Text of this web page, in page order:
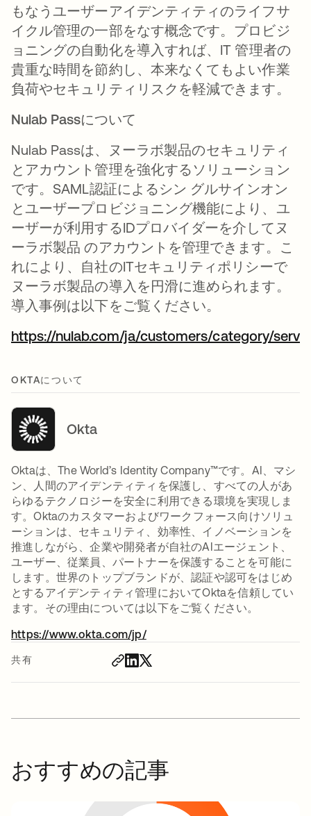
共有
もなうユーザーアイデンティティのライフサ
イクル管理の一部をなす概念です。プロビジ
ョニングの自動化を導入すれば、IT 管理者の
貴重な時間を節約し、本来なくてもよい作業
負荷やセキュリティリスクを軽減できます。
Nulab Passについて
Nulab Passは、ヌーラボ製品のセキュリティ
とアカウント管理を強化するソリューション
です。SAML認証によるシン グルサインオン
とユーザープロビジョニング機能により、ユ
ーザーが利用するIDプロバイダーを介してヌ
ーラボ製品 のアカウントを管理できます。こ
れにより、自社のITセキュリティポリシーで
ヌーラボ製品の導入を円滑に進められます。
導入事例は以下をご覧ください。
https://nulab.com/ja/customers/category/
OKTAについて
Okta
Oktaは、The World’s Identity Company™です。AI、マシ
ン、人間のアイデンティティを保護し、すべての人があ
らゆるテクノロジーを安全に利用できる環境を実現しま
す。Oktaのカスタマーおよびワークフォース向けソリュ
ーションは、セキュリティ、効率性、イノベーションを
推進しながら、企業や開発者が自社のAIエージェント、
ユーザー、従業員、パートナーを保護することを可能に
します。世界のトップブランドが、認証や認可をはじめ
とするアイデンティティ管理においてOktaを信頼してい
ます。その理由については以下をご覧ください。
https://www.okta.com/jp/新しいタブで開く
おすすめの記事